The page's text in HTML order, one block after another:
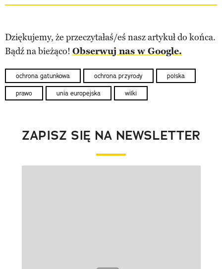
Dziękujemy, że przeczytałaś/eś nasz artykuł do końca.
Bądź na bieżąco! Obserwuj nas w Google.
ochrona gatunkowa ochrona przyrody polska
prawo unia europejska wilki
ZAPISZ SIĘ NA NEWSLETTER